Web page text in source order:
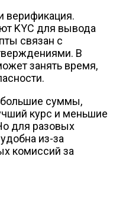
верификация.
KYC для вывода
связан с
В
занять время,
большие суммы,
курс и меньшие
для разовых
из-за
комиссий за